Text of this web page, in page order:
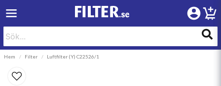
Hem Filter Luftfilter (Y) C22526/1